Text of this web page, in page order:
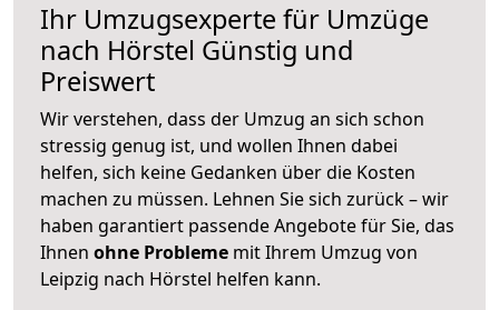
Ihr Umzugsexperte für Umzüge
nach Hörstel Günstig und
Preiswert
Wir verstehen, dass der Umzug an sich schon
stressig genug ist, und wollen Ihnen dabei
helfen, sich keine Gedanken über die Kosten
machen zu müssen. Lehnen Sie sich zurück – wir
haben garantiert passende Angebote für Sie, das
Ihnen ohne Probleme mit Ihrem Umzug von
Leipzig nach Hörstel helfen kann.